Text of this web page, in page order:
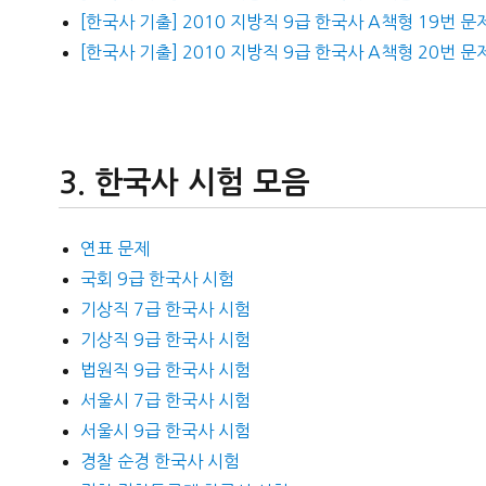
[한국사 기출] 2010 지방직 9급 한국사 A책형 19번 문
[한국사 기출] 2010 지방직 9급 한국사 A책형 20번 문
한국사 시험 모음
연표 문제
국회 9급 한국사 시험
기상직 7급 한국사 시험
기상직 9급 한국사 시험
법원직 9급 한국사 시험
서울시 7급 한국사 시험
서울시 9급 한국사 시험
경찰 순경 한국사 시험